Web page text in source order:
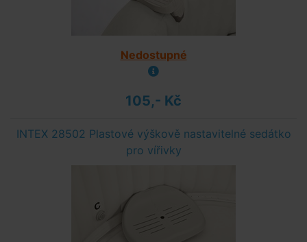
Nedostupné
105,- Kč
INTEX 28502 Plastové výškově nastavitelné sedátko
pro vířivky